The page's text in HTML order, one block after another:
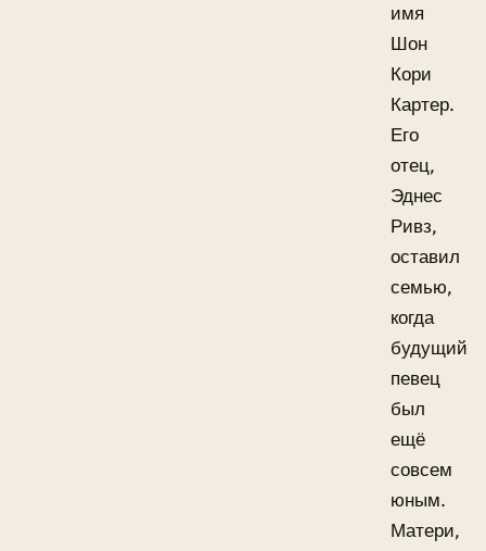
имя
Шон
Кори
Картер.
Его
отец,
Эднес
Ривз,
оставил
семью,
когда
будущий
певец
был
ещё
совсем
юным.
Матери,